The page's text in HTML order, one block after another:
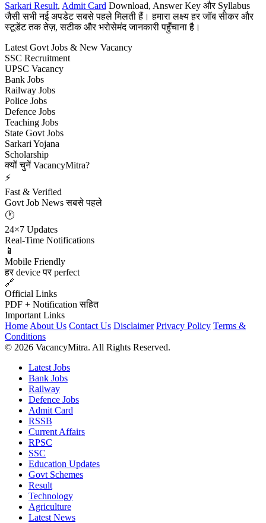
Sarkari Result, Admit Card Download, Answer Key और Syllabus
जैसी सभी नई अपडेट सबसे पहले मिलती हैं। हमारा लक्ष्य हर जॉब सीकर और
स्टूडेंट तक तेज़, सटीक और भरोसेमंद जानकारी पहुँचाना है।
Latest Govt Jobs & New Vacancy
SSC Recruitment
UPSC Vacancy
Bank Jobs
Railway Jobs
Police Jobs
Defence Jobs
Teaching Jobs
State Govt Jobs
Sarkari Yojana
Scholarship
क्यों चुनें VacancyMitra?
⚡
Fast & Verified
Govt Job News सबसे पहले
🕐
24×7 Updates
Real-Time Notifications
📱
Mobile Friendly
हर device पर perfect
🔗
Official Links
PDF + Notification सहित
Important Links
Home About Us Contact Us Disclaimer Privacy Policy Terms &
Conditions
© 2026 VacancyMitra. All Rights Reserved.
Latest Jobs
Bank Jobs
Railway
Defence Jobs
Admit Card
RSSB
Current Affairs
RPSC
SSC
Education Updates
Govt Schemes
Result
Technology
Agriculture
Latest News